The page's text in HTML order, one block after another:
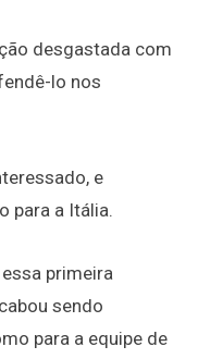
desgastada com
lo nos
e
para a Itália.
primeira
sendo
para a equipe de